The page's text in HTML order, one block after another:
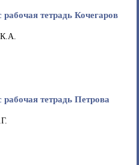
тетрадь Кочегаров
К.А.
тетрадь Петрова